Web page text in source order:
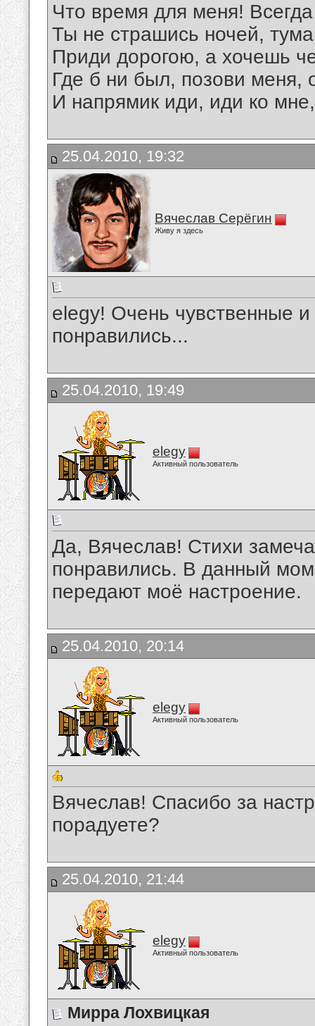
Что время для меня!
Ты не страшись ночей,
Приди дорогою, а хочешь
Где б ни был, позови меня,
И напрямик иди, иди ко
25.04.2010, 19:32
Вячеслав Серёгин
Живу я здесь
elegy! Очень чувственные
понравились...
25.04.2010, 19:49
elegy
Активный пользователь
Да, Вячеслав! Стихи
понравились. В данный
передают моё настроение.
25.04.2010, 20:14
elegy
Активный пользователь
Вячеслав! Спасибо за
порадуете?
25.04.2010, 21:44
elegy
Активный пользователь
Мирра Лохвицкая